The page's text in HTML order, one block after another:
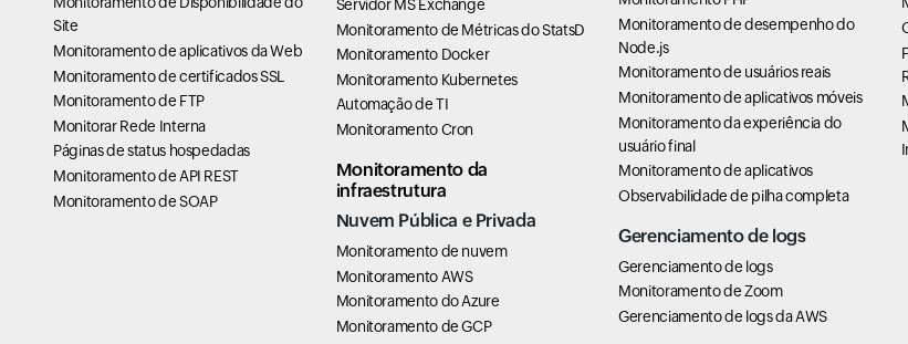
Site
Monitoramento de aplicativos da Web
Monitoramento de certificados SSL
Monitoramento de FTP
Monitorar Rede Interna
Páginas de status hospedadas
Monitoramento de API REST
Monitoramento de SOAP
Servidor MS Exchange
Monitoramento de Métricas do StatsD
Monitoramento Docker
Monitoramento Kubernetes
Automação de TI
Monitoramento Cron
Monitoramento da
infraestrutura
Nuvem Pública e Privada
Monitoramento de nuvem
Monitoramento AWS
Monitoramento do Azure
Monitoramento de GCP
Monitoramento de desempenho do
Node.js
Monitoramento de usuários reais
Monitoramento de aplicativos móveis
Monitoramento da experiência do
usuário final
Monitoramento de aplicativos
Observabilidade de pilha completa
Gerenciamento de logs
Gerenciamento de logs
Monitoramento de Zoom
Gerenciamento de logs da AWS